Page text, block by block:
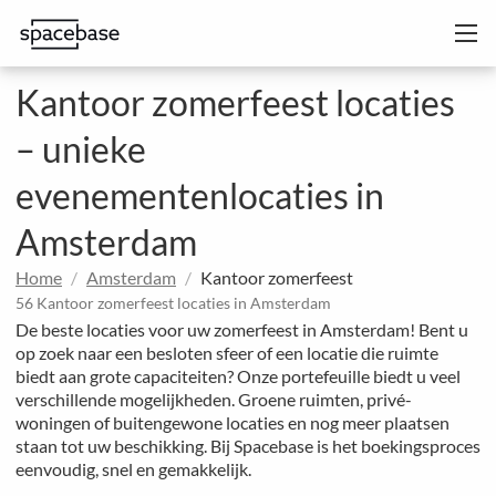
Kantoor zomerfeest locaties
– unieke
evenementenlocaties in
Amsterdam
Home Amsterdam Kantoor zomerfeest
56 Kantoor zomerfeest locaties in Amsterdam
De beste locaties voor uw zomerfeest in Amsterdam! Bent u
op zoek naar een besloten sfeer of een locatie die ruimte
biedt aan grote capaciteiten? Onze portefeuille biedt u veel
verschillende mogelijkheden. Groene ruimten, privé-
woningen of buitengewone locaties en nog meer plaatsen
staan tot uw beschikking. Bij Spacebase is het boekingsproces
eenvoudig, snel en gemakkelijk.